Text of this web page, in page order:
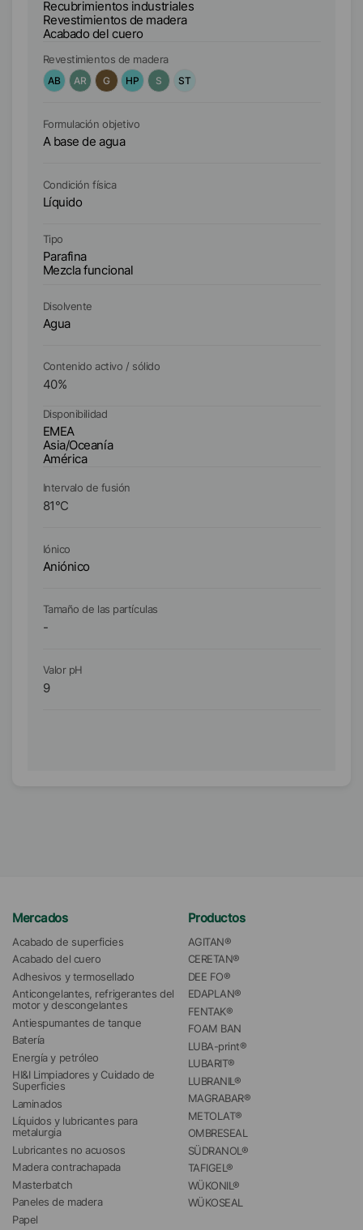
Recubrimientos industriales
Revestimientos de madera
Acabado del cuero
Revestimientos de madera
AB
AR G HP S ST
Formulación objetivo
A base de agua
Condición física
Líquido
Tipo
Parafina
Mezcla funcional
Disolvente
Agua
Contenido activo / sólido
40%
Disponibilidad
EMEA
Asia/Oceanía
América
Intervalo de fusión
81°C
Iónico
Aniónico
Tamaño de las partículas
-
Valor pH
9
Mercados
Acabado de superficies
Acabado del cuero
Adhesivos y termosellado
Anticongelantes, refrigerantes del
motor y descongelantes
Antiespumantes de tanque
Batería
Energía y petróleo
HI&I Limpiadores y Cuidado de
Superficies
Laminados
Líquidos y lubricantes para
metalurgia
Lubricantes no acuosos
Madera contrachapada
Masterbatch
Paneles de madera
Papel
Productos
AGITAN®
CERETAN®
DEE FO®
EDAPLAN®
FENTAK®
FOAM BAN
LUBA-print®
LUBARIT®
LUBRANIL®
MAGRABAR®
METOLAT®
OMBRESEAL
SÜDRANOL®
TAFIGEL®
WÜKONIL®
WÜKOSEAL